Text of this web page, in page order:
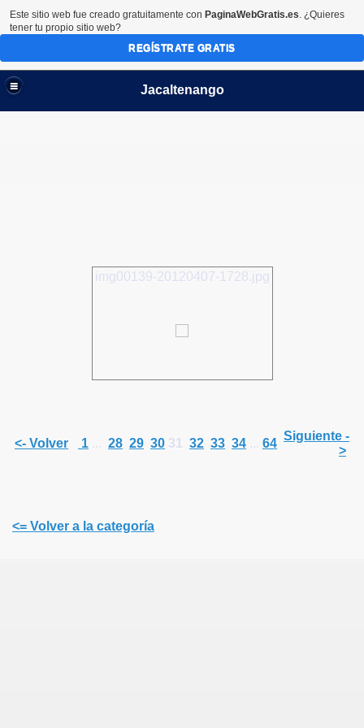
Jacaltenango
img00139-20120407-1728.jpg
<- Volver 1 ... 28 29 30 31 32 33 34 ... 64
Siguiente -
>
<= Volver a la categoría
Este sitio web fue creado gratuitamente con PaginaWebGratis.es. ¿Quieres
tener tu propio sitio web?
REGÍSTRATE GRATIS